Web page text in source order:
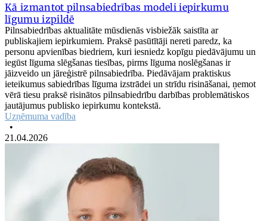
Kā izmantot pilnsabiedrības modeli iepirkumu
līgumu izpildē
Pilnsabiedrības aktualitāte mūsdienās visbiežāk saistīta ar
publiskajiem iepirkumiem. Praksē pasūtītāji nereti paredz, ka
personu apvienības biedriem, kuri iesniedz kopīgu piedāvājumu un
iegūst līguma slēgšanas tiesības, pirms līguma noslēgšanas ir
jāizveido un jāreģistrē pilnsabiedrība. Piedāvājam praktiskus
ieteikumus sabiedrības līguma izstrādei un strīdu risināšanai, ņemot
vērā tiesu praksē risinātos pilnsabiedrību darbības problemātiskos
jautājumus publisko iepirkumu kontekstā.
Uzņēmuma vadība
•
21.04.2026